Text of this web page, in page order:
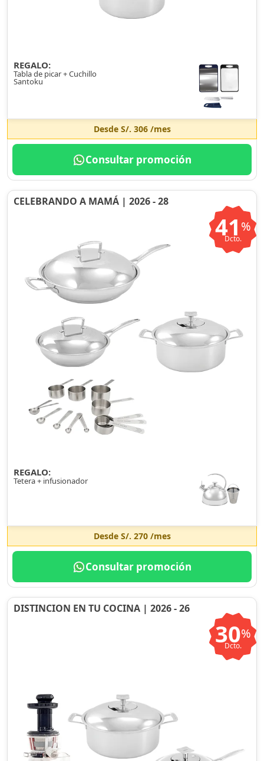
REGALO:
Tabla de picar + Cuchillo
Santoku
Desde S/. 306/mes
Consultar promoción
CELEBRANDO A MAMÁ | 2026 - 28
41 %
Dcto.
REGALO:
Tetera + infusionador
Desde S/. 270/mes
Consultar promoción
DISTINCION EN TU COCINA | 2026 - 26
30%
Dcto.